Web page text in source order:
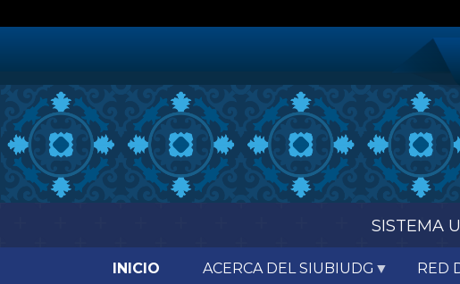
al
SISTEMA
INICIO ACERCA DEL SIUBIUDG RED